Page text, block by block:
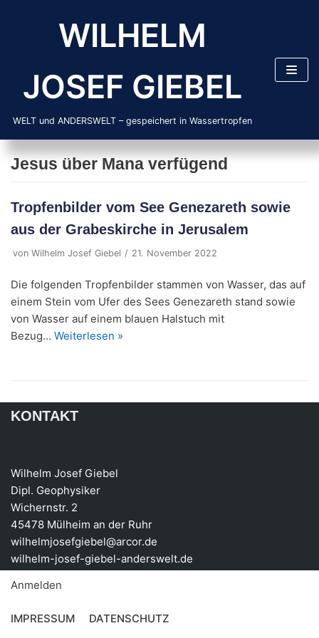
WILHELM
JOSEF GIEBEL
WELT und ANDERSWELT – gespeichert in Wassertropfen
Jesus über Mana verfügend
Tropfenbilder vom See Genezareth sowie
aus der Grabeskirche in Jerusalem
von Wilhelm Josef Giebel 21. November 2022
Die folgenden Tropfenbilder stammen von Wasser, das auf
einem Stein vom Ufer des Sees Genezareth stand sowie
von Wasser auf einem blauen Halstuch mit
Bezug… Weiterlesen »
KONTAKT
Wilhelm Josef Giebel
Dipl. Geophysiker
Wichernstr. 2
45478 Mülheim an der Ruhr
wilhelmjosefgiebel@arcor.de
wilhelm-josef-giebel-anderswelt.de
Anmelden
IMPRESSUM DATENSCHUTZ